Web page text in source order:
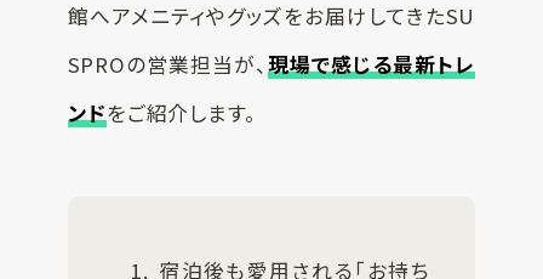
館へアメニティやグッズをお届けしてきたSU
SPROの営業担当が、現場で感じる最新トレ
ンドをご紹介します。
宿泊後も愛用される「お持ち